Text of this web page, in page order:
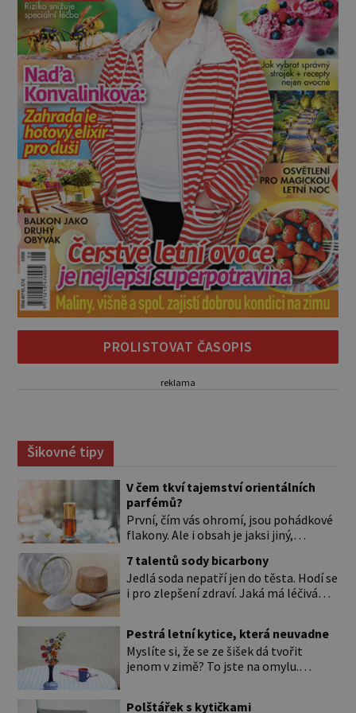
PROLISTOVAT ČASOPIS
reklama
Šikovné tipy
V čem tkví tajemství orientálních
parfémů?
První, čím vás ohromí, jsou pohádkové
flakony. Ale i obsah je jaksi jiný,
parfumérií. Čím to? V arabské kultuře
mají vůně mnohem delší tradici než
v naší. Jejich původní účel byl nejspíš
voní? Při testování orientálních vůní
nejspíš zjistíte, že jen málokterá se
vám […]
7 talentů sody bicarbony
Jedlá soda nepatří jen do těsta. Hodí se
i pro zlepšení zdraví. Jaká má léčivá
Jedlá soda (pro úplnost je to
hydrogenuhličitan sodný s chemickou
značkou NaHCO3) je ten bílý, ve vodě
bicarbona. Je součástí kypřicího prášku
Pestrá letní kytice, která neuvadne
Myslíte si, že se ze šišek dá tvořit
jenom v zimě? To jste na omylu.
Polštářek s kytičkami